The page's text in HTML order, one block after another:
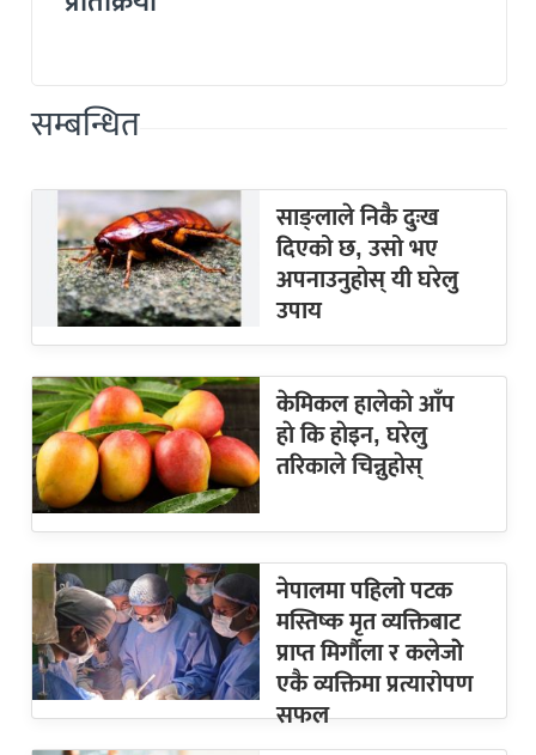
सम्बन्धित
साङ्लाले निकै दुःख
दिएको छ, उसो भए
अपनाउनुहोस् यी घरेलु
उपाय
केमिकल हालेकाे आँप
हाे कि हाेइन, घरेलु
तरिकाले चिन्नुहाेस्
नेपालमा पहिलो पटक
मस्तिष्क मृत व्यक्तिबाट
प्राप्त मिर्गौला र कलेजोे
एकै व्यक्तिमा प्रत्यारोपण
सफल